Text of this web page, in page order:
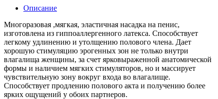
Описание
Многоразовая ,мягкая, эластичная насадка на пенис,
изготовлена из гиппоаллергенного латекса. Способствует
легкому удлинению и утолщению полового члена. Дает
хорошую стимуляцию эрогенных зон не только внутри
влагалища женщины, за счет ярковыраженной анатомической
формы и наличием мягких стимуляторов, но и массирует
чувствительную зону вокруг входа во влагалище.
Способствует продлению полового акта и получению более
ярких ощущений у обоих партнеров.